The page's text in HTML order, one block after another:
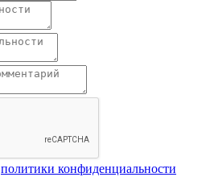
политики конфиденциальности